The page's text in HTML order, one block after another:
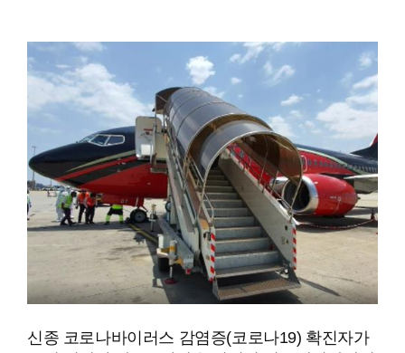
신종 코로나바이러스 감염증(코로나19) 확진자가